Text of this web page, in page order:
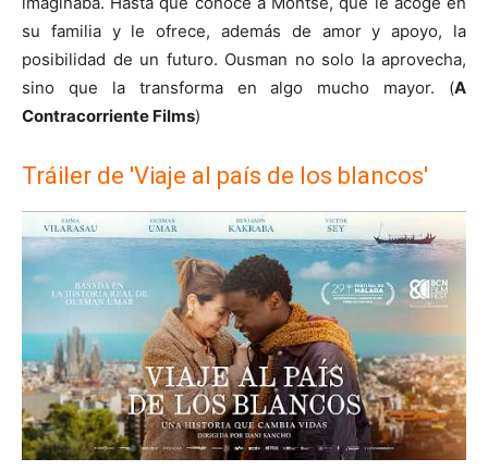
su familia y le ofrece, además de amor y apoyo, la
posibilidad de un futuro. Ousman no solo la aprovecha,
sino que la transforma en algo mucho mayor. (A
Contracorriente Films)
Tráiler de 'Viaje al país de los blancos'